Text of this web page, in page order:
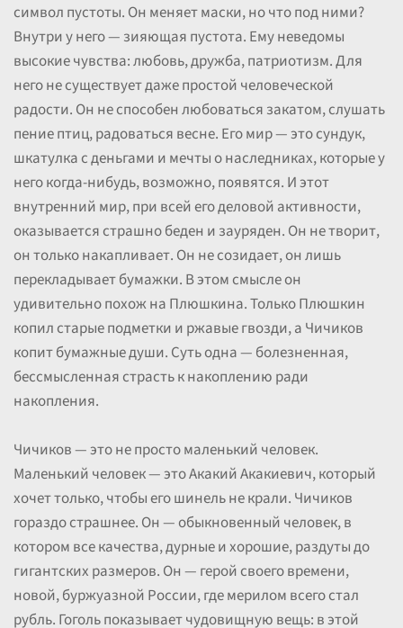
символ пустоты. Он меняет маски, но что под ними?
Внутри у него — зияющая пустота. Ему неведомы
высокие чувства: любовь, дружба, патриотизм. Для
него не существует даже простой человеческой
радости. Он не способен любоваться закатом, слушать
пение птиц, радоваться весне. Его мир — это сундук,
шкатулка с деньгами и мечты о наследниках, которые у
него когда-нибудь, возможно, появятся. И этот
внутренний мир, при всей его деловой активности,
оказывается страшно беден и зауряден. Он не творит,
он только накапливает. Он не созидает, он лишь
перекладывает бумажки. В этом смысле он
удивительно похож на Плюшкина. Только Плюшкин
копил старые подметки и ржавые гвозди, а Чичиков
копит бумажные души. Суть одна — болезненная,
бессмысленная страсть к накоплению ради
накопления.
Чичиков — это не просто маленький человек.
Маленький человек — это Акакий Акакиевич, который
хочет только, чтобы его шинель не крали. Чичиков
гораздо страшнее. Он — обыкновенный человек, в
котором все качества, дурные и хорошие, раздуты до
гигантских размеров. Он — герой своего времени,
новой, буржуазной России, где мерилом всего стал
рубль. Гоголь показывает чудовищную вещь: в этой